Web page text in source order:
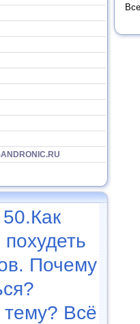
Почему
Всё